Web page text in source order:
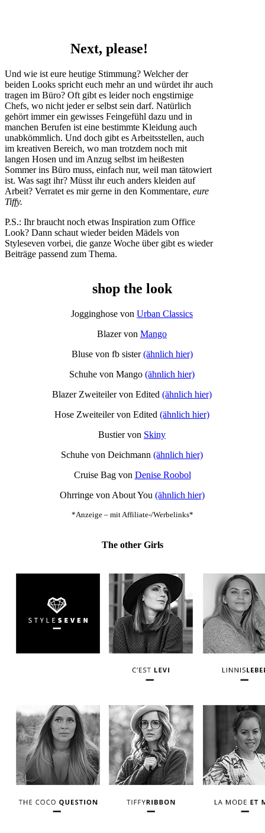
Next, please!
Und wie ist eure heutige Stimmung? Welcher der
beiden Looks spricht euch mehr an und würdet ihr auch
tragen im Büro? Oft gibt es leider noch engstirnige
Chefs, wo nicht jeder er selbst sein darf. Natürlich
gehört immer ein gewisses Feingefühl dazu und in
manchen Berufen ist eine bestimmte Kleidung auch
unabkömmlich. Und doch gibt es Arbeitsstellen, auch
im kreativen Bereich, wo man trotzdem noch mit
langen Hosen und im Anzug selbst im heißesten
Sommer ins Büro muss, einfach nur, weil man tätowiert
ist. Was sagt ihr? Müsst ihr euch anders kleiden auf
Arbeit? Verratet es mir gerne in den Kommentare, eure
Tiffy.
P.S.: Ihr braucht noch etwas Inspiration zum Office
Look? Dann schaut wieder beiden Mädels von
Styleseven vorbei, die ganze Woche über gibt es wieder
Beiträge passend zum Thema.
shop the look
Jogginghose von Urban Classics
Blazer von Mango
Bluse von fb sister(ähnlich hier)
Schuhe von Mango (ähnlich hier)
Blazer Zweiteiler von Edited (ähnlich hier)
Hose Zweiteiler von Edited (ähnlich hier)
Bustier von Skiny
Schuhe von Deichmann (ähnlich hier)
Cruise Bag von Denise Roobol
Ohrringe von About You (ähnlich hier)
*Anzeige – mit Affiliate-/Werbelinks*
The other Girls